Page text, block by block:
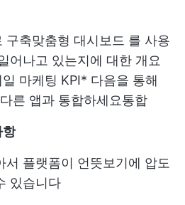
구축맞춤형 대시보드 를 사용
어나고 있는지에 대한 개요
일 마케팅 KPI* 다음을 통해
른 앱과 통합하세요통합
서 플랫폼이 언뜻보기에 압도
있습니다